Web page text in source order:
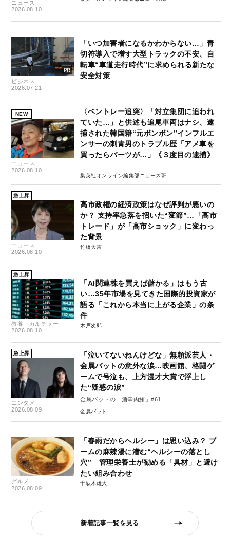
ニュース
2026.08.10
ビジネス
2026.07.21
「いつ加害者になるかわからない…」青
切符導入で増す大型トラックの不安、自
転車“車道走行時代”に求められる新たな
安全対策
NEW
ニュース
2026.08.10
〈ベントレー追突〉「対立集団に追われ
ていた…」と供述も追尾車両はナシ、逮
捕された韓国籍“元ボンボン”インフルエ
ンサーの刺青男のトラブル歴「アメ車を
買ったらパーツが…」《３度目の逮捕》
集英社オンライン編集部ニュース班
急上昇
ニュース
2026.08.10
高市政権の経済政策はなぜ評判が悪いの
か？ 支持率急落を招いた“変節”…「高市
トレード」が「高市ショック」に変わっ
た背景
竹橋大吉
急上昇
教養・カルチャー
2026.08.10
「AI関連株を買えば儲かる」はもう古
い…35年市場を見てきた国際的投資家が
語る「これから本当に上がる企業」の条
件
木戸次郎
急上昇
エンタメ
2026.08.09
「泣いてないねんけどな」無頼派芸人・
金属バットの意外な涙…映画館、格闘ゲ
ームで号泣も、上方漫才大賞で浮上し
た“疑惑の涙”
金属バットの「酒辛肉鮪」#61
金属バット
グルメ
2026.08.09
「春雨だからヘルシー」は思い込み？ ブ
ームの麻辣湯に潜む“ヘルシーの落とし
穴” 管理栄養士が勧める「具材」と避け
たい組み合わせ
千駄木雄大
新着記事一覧を見る